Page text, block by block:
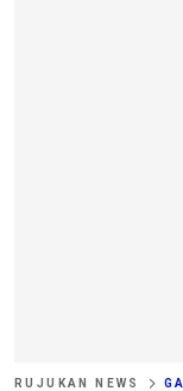
RUJUKAN NEWS